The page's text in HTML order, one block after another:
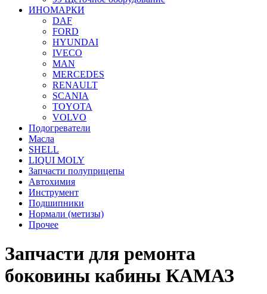
ИНОМАРКИ
DAF
FORD
HYUNDAI
IVECO
MAN
MERCEDES
RENAULT
SCANIA
TOYOTA
VOLVO
Подогреватели
Масла
SHELL
LIQUI MOLY
Запчасти полуприцепы
Автохимия
Инструмент
Подшипники
Нормали (метизы)
Прочее
Запчасти для ремонта
боковины кабины КАМАЗ